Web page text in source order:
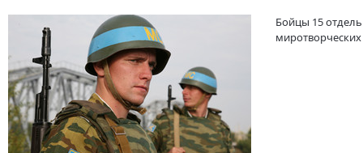
Бойцы 15